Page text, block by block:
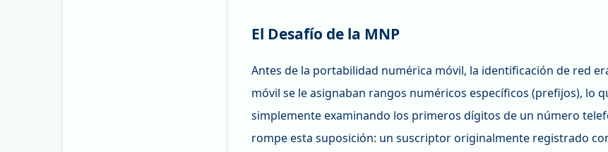
El Desafío de la MNP
Antes de la portabilidad numérica móvil, la identificación de red
móvil se le asignaban rangos numéricos específicos (prefijos), lo
simplemente examinando los primeros dígitos de un número
rompe esta suposición: un suscriptor originalmente registrado